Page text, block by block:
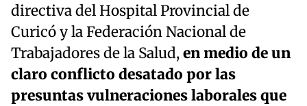
directiva del Hospital Provincial de
Curicó y la Federación Nacional de
Trabajadores de la Salud,en medio de un
claro conflicto desatado por las
presuntas vulneraciones laborales que